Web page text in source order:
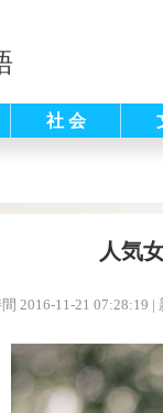
社 会
人気
2016-11-21 07:28:19 |